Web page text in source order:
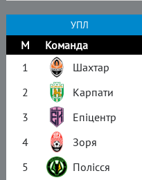
УПЛ
М Команда
1
Шахтар
2
Карпати
3
Епіцентр
4
Зоря
5
Полісся